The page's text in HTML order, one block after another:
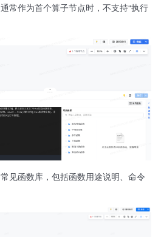
常作为首个算子节点时，不支持“执行
见函数库，包括函数用途说明、命令